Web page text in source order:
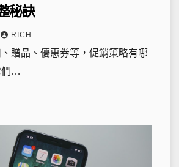
秘訣
RICH
贈品、優惠券等，促銷策略有哪
們…